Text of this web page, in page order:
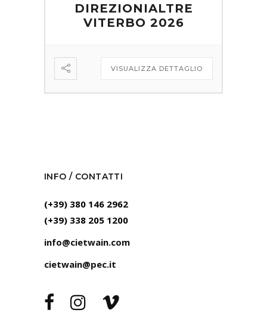
DIREZIONIALTRE
VITERBO 2026
VISUALIZZA DETTAGLIO
INFO / CONTATTI
(+39) 380 146 2962
(+39) 338 205 1200
info@cietwain.com
cietwain@pec.it